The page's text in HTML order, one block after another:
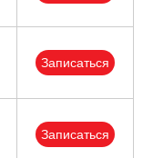
Записаться
Записаться